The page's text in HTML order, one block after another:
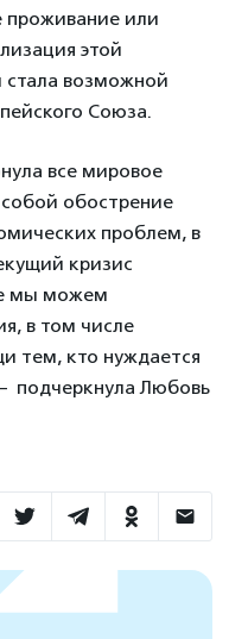
проживание или
этой
возможной
Союза.
все мировое
обострение
проблем, в
кризис
мы можем
в том числе
тем, кто нуждается
подчеркнула Любовь